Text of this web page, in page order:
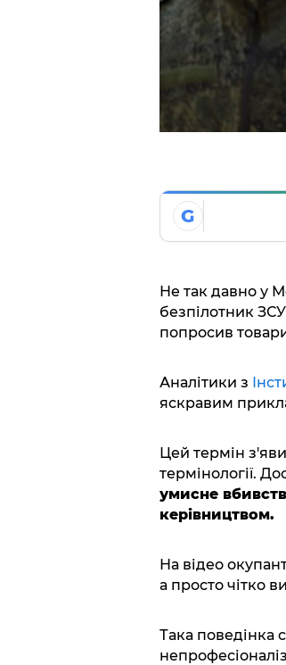
G
Не так давно у
безпілотник
попросив
Аналітики з
яскравим
Цей термін
термінології.
умисне
керівництвом.
На відео
а просто чітко
Така поведінка